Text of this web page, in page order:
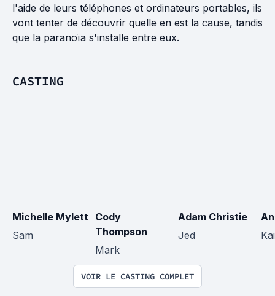
l'aide de leurs téléphones et ordinateurs portables, ils
vont tenter de découvrir quelle en est la cause, tandis
que la paranoïa s'installe entre eux.
CASTING
Michelle Mylett
Sam
Cody
Thompson
Mark
Adam Christie
Jed
VOIR LE CASTING COMPLET